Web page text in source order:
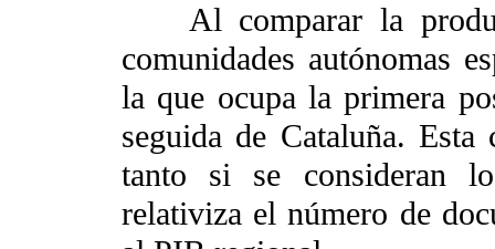
Al comparar la
comunidades autónomas
la que ocupa la primera
seguida de Cataluña.
tanto si se consideran
relativiza el número de